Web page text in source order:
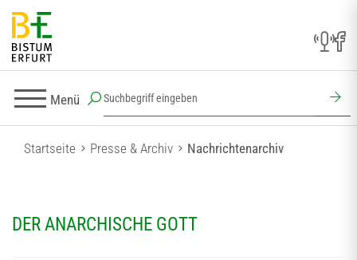
Menü
Startseite Presse & Archiv Nachrichtenarchiv
DER ANARCHISCHE GOTT